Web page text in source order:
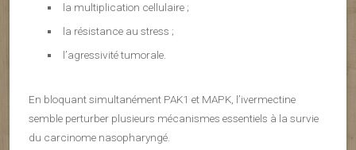
la multiplication cellulaire ;
la résistance au stress ;
l’agressivité tumorale.
En bloquant simultanément PAK1 et MAPK, l’ivermectine
semble perturber plusieurs mécanismes essentiels à la survie
du carcinome nasopharyngé.